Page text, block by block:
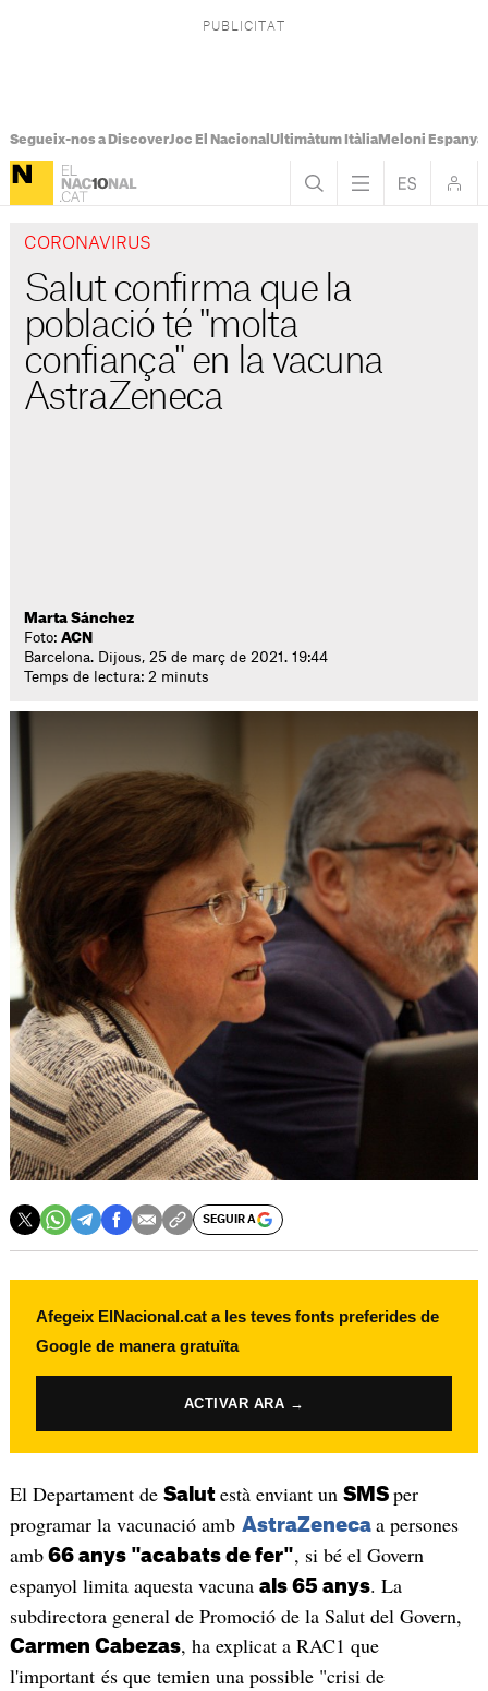
Segueix-nos a DiscoverJoc El Nacional Ultimàtum ItàliaMeloni Espanya
CORONAVIRUS
Salut confirma que la
població té "molta
confiança" en la vacuna
AstraZeneca
Marta Sánchez
Foto:ACN
Barcelona. Dijous, 25 de març de 2021. 19:44
Temps de lectura: 2 minuts
SEGUIR A
Afegeix ElNacional.cat a les teves fonts preferides de
Google de manera gratuïta
ACTIVAR ARA →
El Departament de Salut està enviant un SMS per
programar la vacunació amb AstraZeneca a persones
amb66 anys "acabats de fer", si bé el Govern
espanyol limita aquesta vacuna als 65 anys. La
subdirectora general de Promoció de la Salut del Govern,
Carmen Cabezas, ha explicat a RAC1 que
l'important és que temien una possible "crisi de